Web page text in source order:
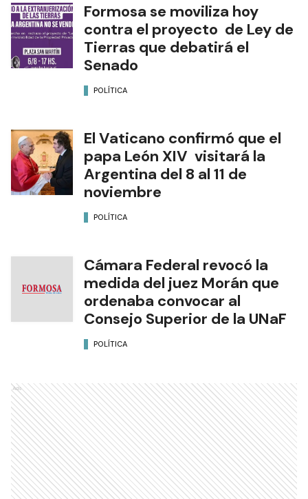
Formosa se moviliza hoy
contra el proyecto de Ley de
Tierras que debatirá el
Senado
POLÍTICA
El Vaticano confirmó que el
papa León XIV visitará la
Argentina del 8 al 11 de
noviembre
POLÍTICA
Cámara Federal revocó la
medida del juez Morán que
ordenaba convocar al
Consejo Superior de la UNaF
POLÍTICA
Ads